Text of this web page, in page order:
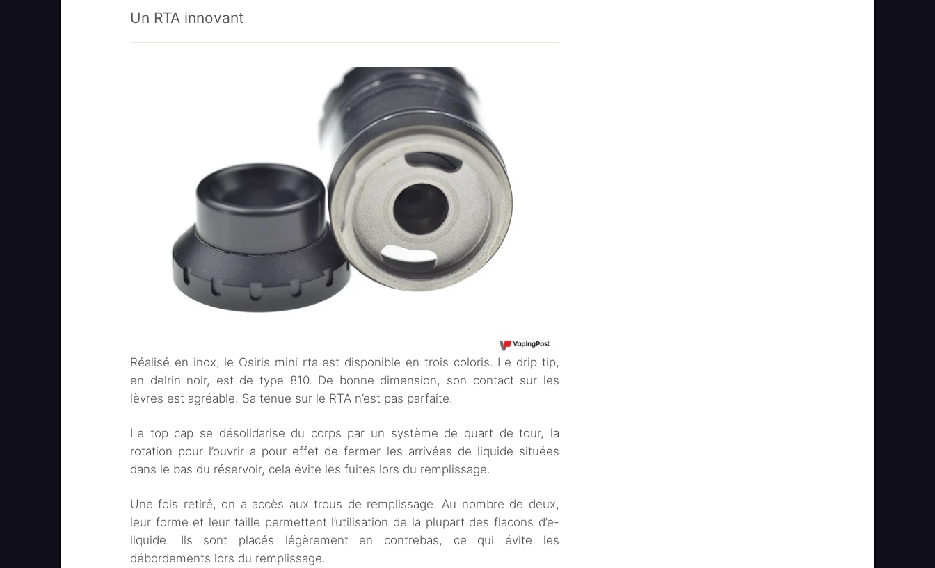
Un RTA innovant
Réalisé en inox, le Osiris mini rta est disponible en trois coloris. Le drip tip,
en delrin noir, est de type 810. De bonne dimension, son contact sur les
lèvres est agréable. Sa tenue sur le RTA n’est pas parfaite.
Le top cap se désolidarise du corps par un système de quart de tour, la
rotation pour l’ouvrir a pour effet de fermer les arrivées de liquide situées
dans le bas du réservoir, cela évite les fuites lors du remplissage.
Une fois retiré, on a accès aux trous de remplissage. Au nombre de deux,
leur forme et leur taille permettent l’utilisation de la plupart des flacons d’e-
liquide. Ils sont placés légèrement en contrebas, ce qui évite les
débordements lors du remplissage.